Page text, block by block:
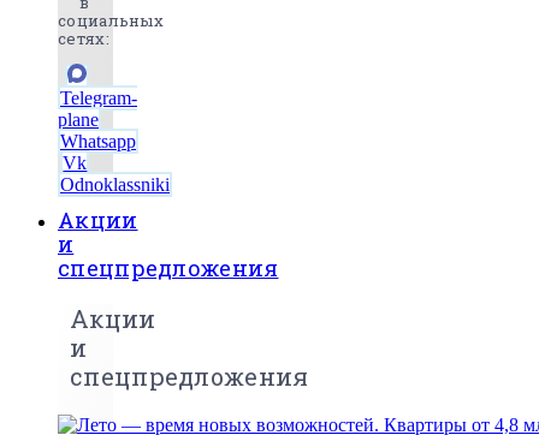
социальных
сетях:
Telegram-
plane
Whatsapp
Vk
Odnoklassniki
Акции
и
спецпредложения
Акции
и
спецпредложения